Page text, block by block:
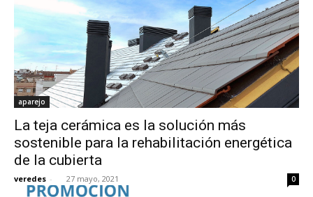
aparejo
La teja cerámica es la solución más
sostenible para la rehabilitación energética
de la cubierta
veredes - 27 mayo, 2021 0